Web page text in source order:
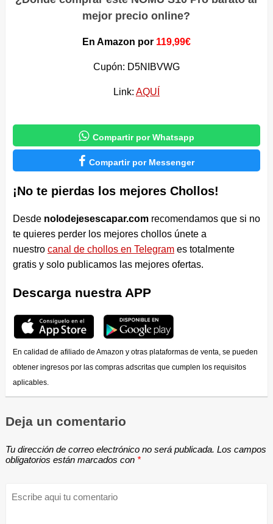
mejor precio online?
En Amazon por 119,99€
Cupón: D5NIBVWG
Link: AQUÍ
 Compartir por Whatsapp
 Compartir por Messenger
¡No te pierdas los mejores Chollos!
Desde nolodejesescapar.comrecomendamos que si no
te quieres perder los mejores chollos únete a
nuestro canal de chollos en Telegrames totalmente
gratis y solo publicamos las mejores ofertas.
Descarga nuestra APP
En calidad de afiliado de Amazon y otras plataformas de venta, se pueden
obtener ingresos por las compras adscritas que cumplen los requisitos
aplicables.
Deja un comentario
Tu dirección de correo electrónico no será publicada. Los campos
obligatorios están marcados con *